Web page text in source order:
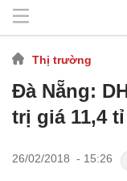
Thị trường
Đà Nẵng:
trị giá 11,4
26/02/2018 - 15:26